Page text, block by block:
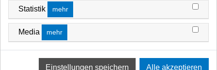
Wir konnten keine Übereinstimmung für diese Filter
finden.
Bitte versuchen Sie eine andere Wahl.
Statistik mehr
Media mehr